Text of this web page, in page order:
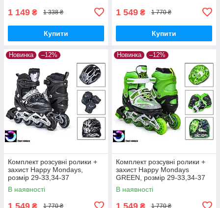
1 149 ₴ 1 338 ₴
Купити
1 549 ₴ 1 770 ₴
Купити
Новинка –12%
Комплект розсувні ролики +
захист Happy Mondays,
розмір 29-33,34-37
В наявності
1 549 ₴ 1 770 ₴
Новинка –12%
Комплект розсувні ролики +
захист Happy Mondays
GREEN, розмір 29-33,34-37
В наявності
1 549 ₴ 1 770 ₴